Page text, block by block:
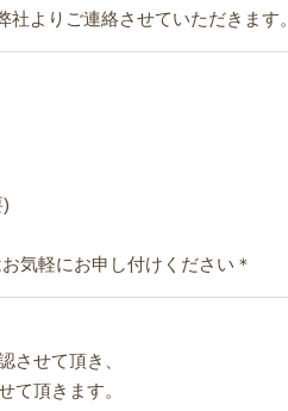
よりご連絡させていただきます。
気軽にお申し付けください＊
させて頂き、
頂きます。